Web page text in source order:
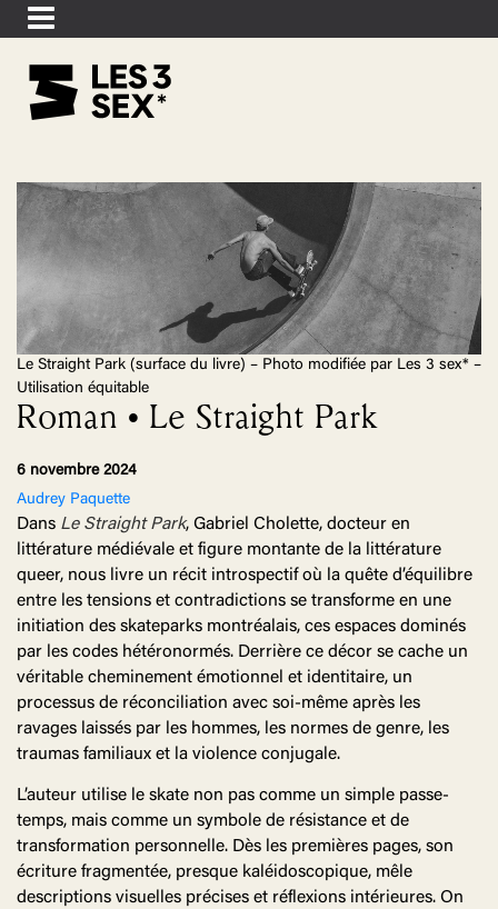
Le Straight Park (surface du livre) – Photo modifiée par Les 3 sex* –
Utilisation équitable
Roman • Le Straight Park
6 novembre 2024
Audrey Paquette
Dans Le Straight Park, Gabriel Cholette, docteur en
littérature médiévale et figure montante de la littérature
queer, nous livre un récit introspectif où la quête d’équilibre
entre les tensions et contradictions se transforme en une
initiation des skateparks montréalais, ces espaces dominés
par les codes hétéronormés. Derrière ce décor se cache un
véritable cheminement émotionnel et identitaire, un
processus de réconciliation avec soi-même après les
ravages laissés par les hommes, les normes de genre, les
traumas familiaux et la violence conjugale.
L’auteur utilise le skate non pas comme un simple passe-
temps, mais comme un symbole de résistance et de
transformation personnelle. Dès les premières pages, son
écriture fragmentée, presque kaléidoscopique, mêle
descriptions visuelles précises et réflexions intérieures. On